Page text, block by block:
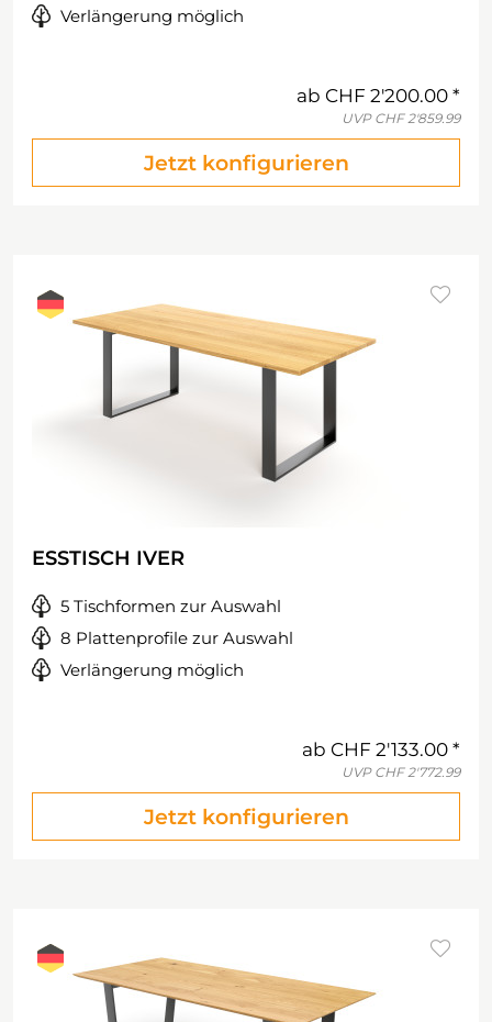
Verlängerung möglich
ab CHF 2'200.00
UVP CHF 2'859.99
Jetzt konfigurieren
ESSTISCH IVER
5 Tischformen zur Auswahl
8 Plattenprofile zur Auswahl
Verlängerung möglich
ab CHF 2'133.00
UVP CHF 2'772.99
Jetzt konfigurieren